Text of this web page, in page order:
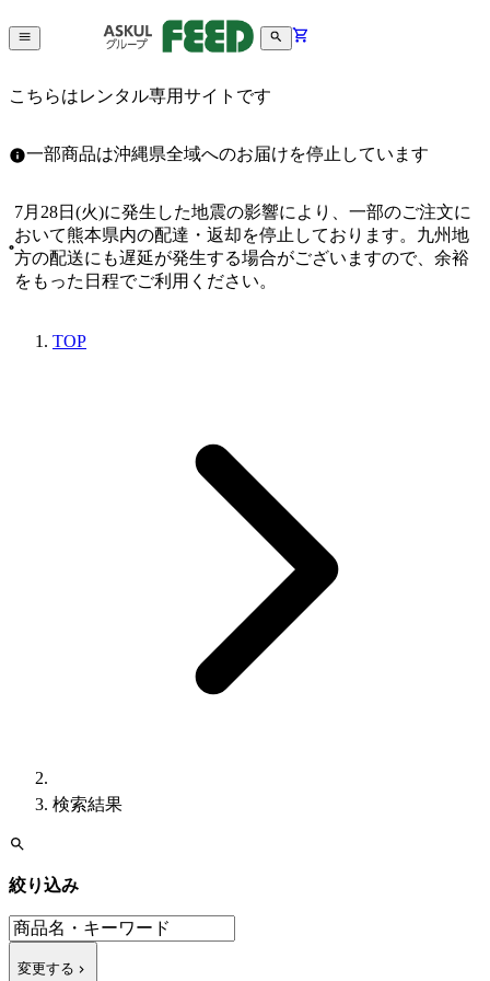
こちらはレンタル専用サイトです
一部商品は沖縄県全域へのお届けを停止しています
7月28日(火)に発生した地震の影響により、一部のご注文に
おいて熊本県内の配達・返却を停止しております。九州地
方の配送にも遅延が発生する場合がございますので、余裕
をもった日程でご利用ください。
TOP
検索結果
絞り込み
変更する